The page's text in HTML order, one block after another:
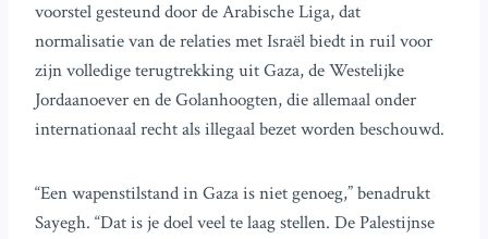
voorstel gesteund door de Arabische Liga, dat
normalisatie van de relaties met Israël biedt in ruil voor
zijn volledige terugtrekking uit Gaza, de Westelijke
Jordaanoever en de Golanhoogten, die allemaal onder
internationaal recht als illegaal bezet worden beschouwd.
“Een wapenstilstand in Gaza is niet genoeg,” benadrukt
Sayegh. “Dat is je doel veel te laag stellen. De Palestijnse